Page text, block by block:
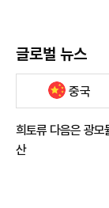
글로벌 뉴스
중국
희토류 다음은 광
산